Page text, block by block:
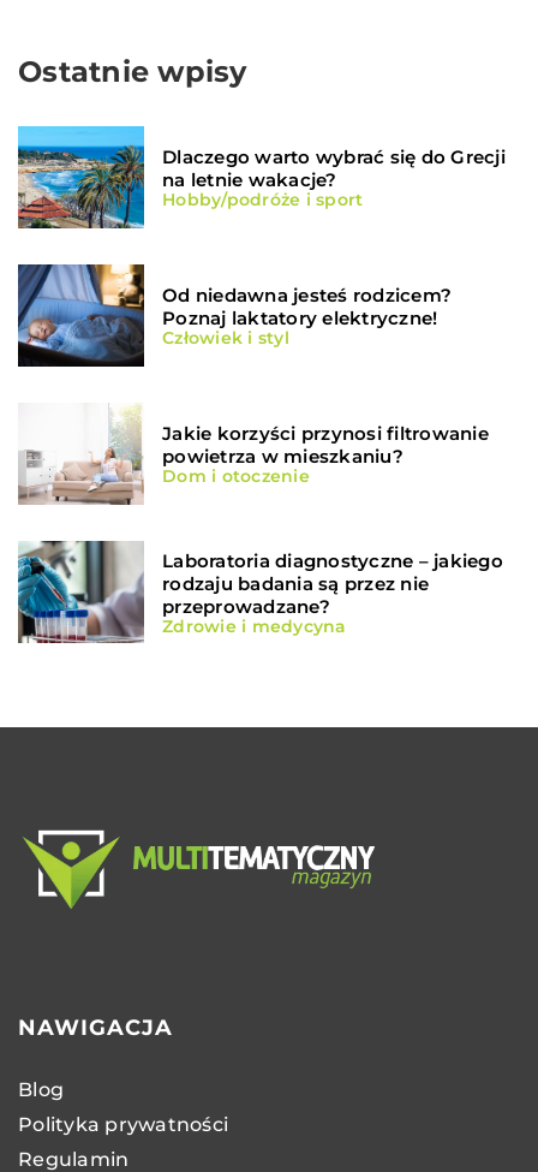
Ostatnie wpisy
Dlaczego warto wybrać się do Grecji
na letnie wakacje?
Hobby/podróże i sport
Od niedawna jesteś rodzicem?
Poznaj laktatory elektryczne!
Człowiek i styl
Jakie korzyści przynosi filtrowanie
powietrza w mieszkaniu?
Dom i otoczenie
Laboratoria diagnostyczne – jakiego
rodzaju badania są przez nie
przeprowadzane?
Zdrowie i medycyna
NAWIGACJA
Blog
Polityka prywatności
Regulamin